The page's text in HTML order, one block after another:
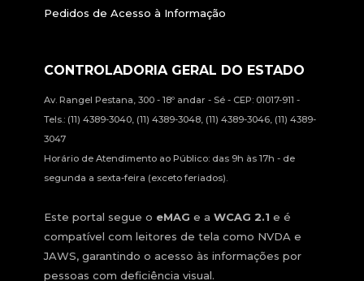
Pedidos de Acesso à Informação
CONTROLADORIA GERAL DO ESTADO
Av. Rangel Pestana, 300 - 18º andar - Sé - CEP: 01017-911 -
Tels.: (11) 4389-3040, (11) 4389-3048, (11) 4389-3046, (11) 4389-
3047
Horário de Atendimento ao Público: das 9h às 17h - de
segunda a sexta-feira (exceto feriados).
Este portal segue o eMAG e a WCAG 2.1 e é
compatível com leitores de tela como NVDA e
JAWS, garantindo o acesso às informações por
pessoas com deficiência visual.